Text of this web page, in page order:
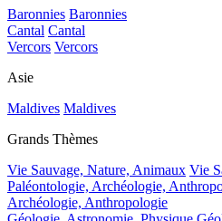
Baronnies Baronnies
Cantal Cantal
Vercors Vercors
Asie
Maldives Maldives
Grands Thèmes
Vie Sauvage, Nature, Animaux Vie
Paléontologie, Archéologie,
Archéologie, Anthropologie